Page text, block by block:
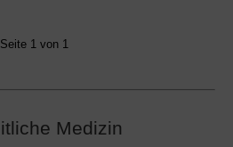
Seite 1 von 1
Medizin